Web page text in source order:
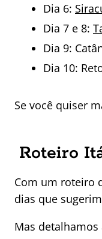
Dia 6:
Dia 7 e 8:
Dia 9:
Dia 10:
Se você quiser
Roteiro
Com um roteiro
dias que
Mas